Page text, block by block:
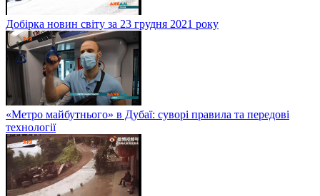
Добірка новин світу за 23 грудня 2021 року
«Метро майбутнього» в Дубаї: суворі правила та передові
технології